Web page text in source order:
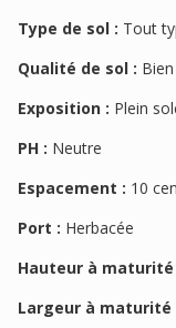
Type de sol : Tout
Qualité de sol :
Exposition : Plein
PH : Neutre
Espacement : 10
Port : Herbacée
Hauteur à maturité
Largeur à maturité